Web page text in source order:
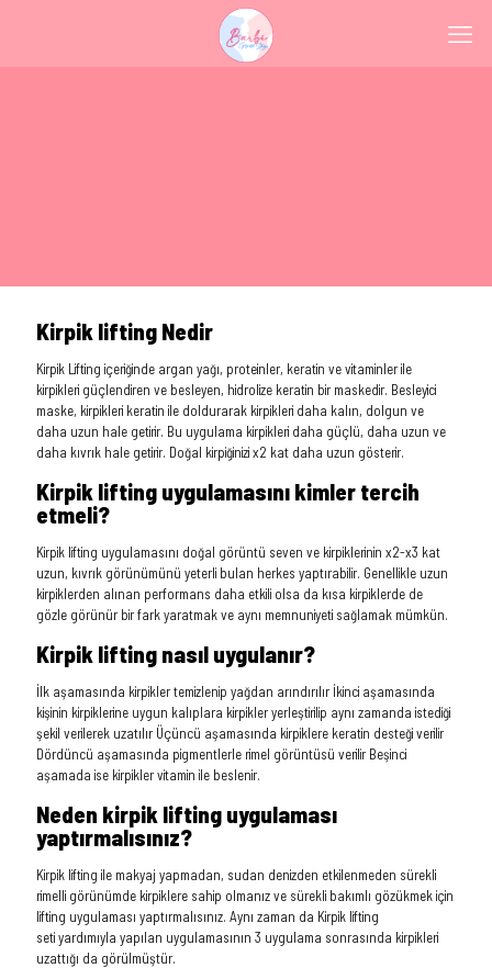
Kirpik lifting Nedir
Kirpik Lifting içeriğinde argan yağı, proteinler, keratin ve vitaminler ile
kirpikleri güçlendiren ve besleyen, hidrolize keratin bir maskedir. Besleyici
maske, kirpikleri keratin ile doldurarak kirpikleri daha kalın, dolgun ve
daha uzun hale getirir. Bu uygulama kirpikleri daha güçlü, daha uzun ve
daha kıvrık hale getirir. Doğal kirpiğinizi x2 kat daha uzun gösterir.
Kirpik lifting uygulamasını kimler tercih
etmeli?
Kirpik lifting uygulamasını doğal görüntü seven ve kirpiklerinin x2-x3 kat
uzun, kıvrık görünümünü yeterli bulan herkes yaptırabilir. Genellikle uzun
kirpiklerden alınan performans daha etkili olsa da kısa kirpiklerde de
gözle görünür bir fark yaratmak ve aynı memnuniyeti sağlamak mümkün.
Kirpik lifting nasıl uygulanır?
İlk aşamasında kirpikler temizlenip yağdan arındırılır İkinci aşamasında
kişinin kirpiklerine uygun kalıplara kirpikler yerleştirilip aynı zamanda istediği
şekil verilerek uzatılır Üçüncü aşamasında kirpiklere keratin desteği verilir
Dördüncü aşamasında pigmentlerle rimel görüntüsü verilir Beşinci
aşamada ise kirpikler vitamin ile beslenir.
Neden kirpik lifting uygulaması
yaptırmalısınız?
Kirpik lifting ile makyaj yapmadan, sudan denizden etkilenmeden sürekli
rimelli görünümde kirpiklere sahip olmanız ve sürekli bakımlı gözükmek için
lifting uygulaması yaptırmalısınız. Aynı zaman da Kirpik lifting
seti yardımıyla yapılan uygulamasının 3 uygulama sonrasında kirpikleri
uzattığı da görülmüştür.